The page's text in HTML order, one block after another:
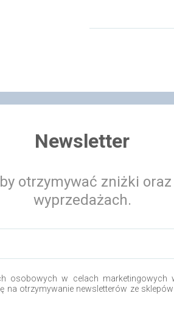
Newsletter
otrzymywać zniżki
wyprzedażach.
osobowych w celach
na otrzymywanie newsletterów ze